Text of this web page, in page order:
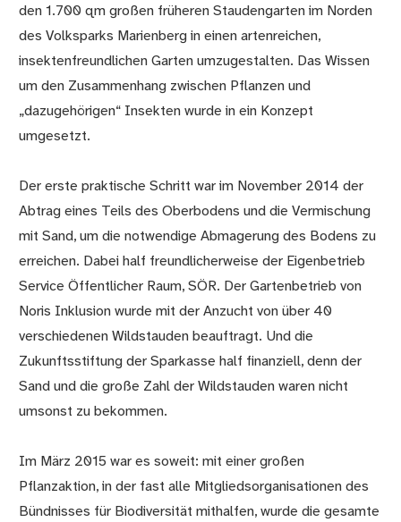
den 1.700 qm großen früheren Staudengarten im Norden
des Volksparks Marienberg in einen artenreichen,
insektenfreundlichen Garten umzugestalten. Das Wissen
um den Zusammenhang zwischen Pflanzen und
„dazugehörigen“ Insekten wurde in ein Konzept
umgesetzt.
Der erste praktische Schritt war im November 2014 der
Abtrag eines Teils des Oberbodens und die Vermischung
mit Sand, um die notwendige Abmagerung des Bodens zu
erreichen. Dabei half freundlicherweise der Eigenbetrieb
Service Öffentlicher Raum, SÖR. Der Gartenbetrieb von
Noris Inklusion wurde mit der Anzucht von über 40
verschiedenen Wildstauden beauftragt. Und die
Zukunftsstiftung der Sparkasse half finanziell, denn der
Sand und die große Zahl der Wildstauden waren nicht
umsonst zu bekommen.
Im März 2015 war es soweit: mit einer großen
Pflanzaktion, in der fast alle Mitgliedsorganisationen des
Bündnisses für Biodiversität mithalfen, wurde die gesamte